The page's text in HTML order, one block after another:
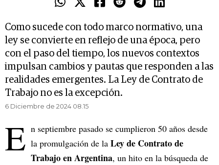
Como sucede con todo marco normativo, una
ley se convierte en reflejo de una época, pero
con el paso del tiempo, los nuevos contextos
impulsan cambios y pautas que responden a las
realidades emergentes. La Ley de Contrato de
Trabajo no es la excepción.
6 Diciembre de 2024 08.15
E n septiembre pasado se cumplieron 50 años desde
la promulgación de la Ley de Contrato de
Trabajo en Argentina, un hito en la búsqueda de